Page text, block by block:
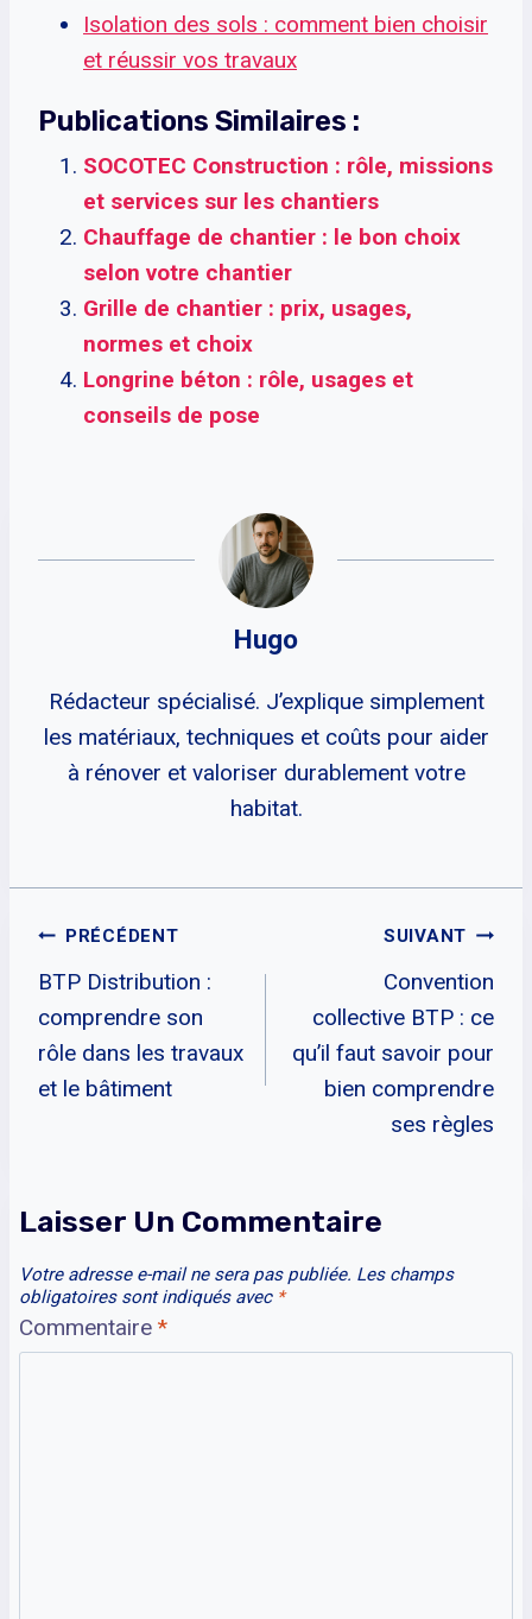
Isolation des sols : comment bien choisir
et réussir vos travaux
Publications Similaires :
SOCOTEC Construction : rôle, missions
et services sur les chantiers
Chauffage de chantier : le bon choix
selon votre chantier
Grille de chantier : prix, usages,
normes et choix
Longrine béton : rôle, usages et
conseils de pose
Hugo
Rédacteur spécialisé. J’explique simplement
les matériaux, techniques et coûts pour aider
à rénover et valoriser durablement votre
habitat.
Navigation
De
L’article
PRÉCÉDENT
BTP Distribution :
comprendre son
rôle dans les travaux
et le bâtiment
SUIVANT
Convention
collective BTP : ce
qu’il faut savoir pour
bien comprendre
ses règles
Laisser Un Commentaire
Votre adresse e-mail ne sera pas publiée. Les champs
obligatoires sont indiqués avec *
Commentaire *